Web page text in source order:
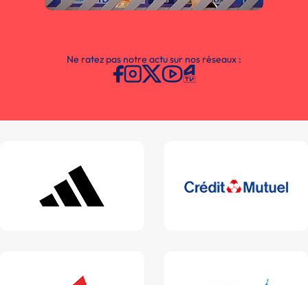
Ne ratez pas notre actu sur nos réseaux :